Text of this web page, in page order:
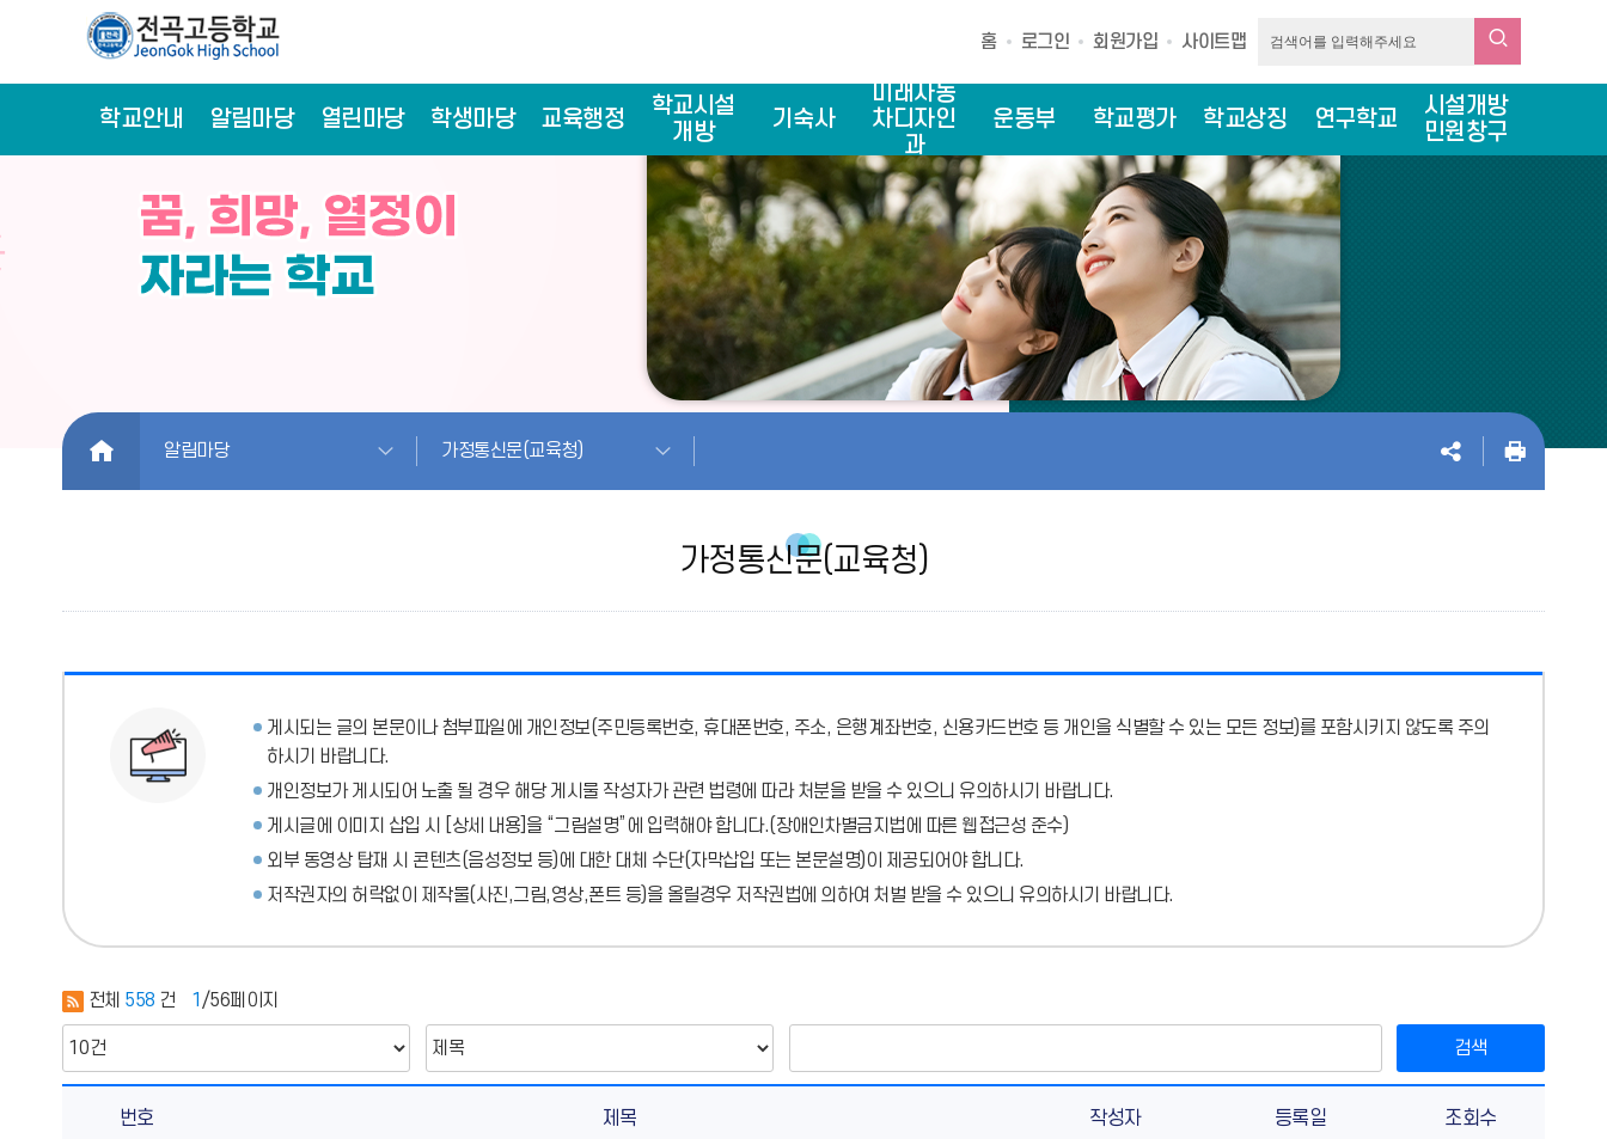
홈 로그인 회원가입 사이트맵
학교안내 알림마당 열린마당 학생마당 교육행정
학교시설
개방
기숙사
미래자동
차디자인
과
운동부 학교평가 학교상징 연구학교
시설개방
민원창구
HOME 알림마당 가정통신문(교육청)
가정통신문(교육청)
게시되는 글의 본문이나 첨부파일에 개인정보(주민등록번호, 휴대폰번호, 주소, 은행계좌번호, 신용카드번호 등 개인을 식별할 수 있는 모든 정보)를 포함시키지 않도록 주의
하시기 바랍니다.
개인정보가 게시되어 노출 될 경우 해당 게시물 작성자가 관련 법령에 따라 처분을 받을 수 있으니 유의하시기 바랍니다.
게시글에 이미지 삽입 시 [상세 내용]을 “그림설명”에 입력해야 합니다.(장애인차별금지법에 따른 웹접근성 준수)
외부 동영상 탑재 시 콘텐츠(음성정보 등)에 대한 대체 수단(자막삽입 또는 본문설명)이 제공되어야 합니다.
저작권자의 허락없이 제작물(사진,그림,영상,폰트 등)을 올릴경우 저작권법에 의하여 처벌 받을 수 있으니 유의하시기 바랍니다.
전체 558 건 1 /56페이지
검색
번호 제목 작성자 등록일 조회수